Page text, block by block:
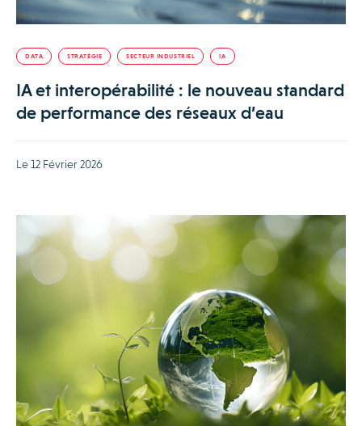
DATA STRATÉGIE SECTEUR INDUSTRIEL IA
IA et interopérabilité : le nouveau standard
de performance des réseaux d’eau
Le 12 Février 2026